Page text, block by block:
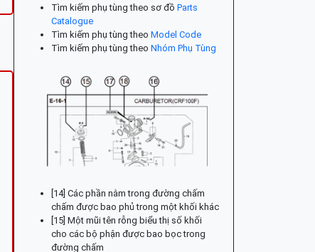
Tìm kiếm phụ tùng theo sơ đồ Parts
Catalogue
Tìm kiếm phụ tùng theo Model Code
Tìm kiếm phụ tùng theo Nhóm Phụ Tùng
[14] Các phần nằm trong đường chấm
chấm được bao phủ trong một khối khác
[15] Một mũi tên rỗng biểu thị số khối
cho các bộ phận được bao bọc trong
đường chấm